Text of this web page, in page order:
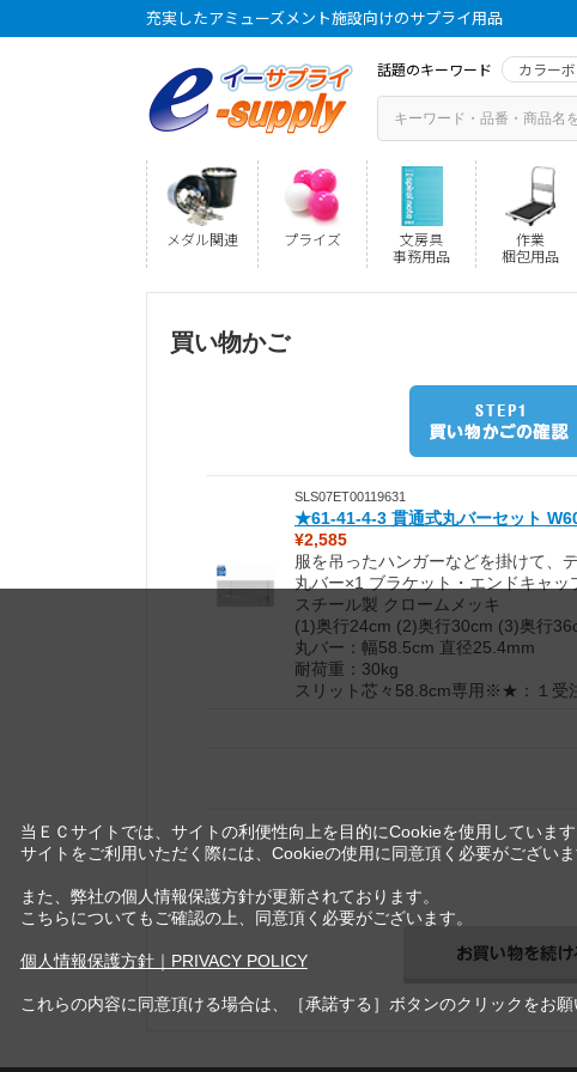
充実したアミューズメント施設向けのサプライ用品
話題のキーワード カラー
メダル関連 プライズ
文房具
事務用品
作業
梱包用品
買い物かご
SLS07ET00119631
★61-41-4-3 貫通式丸バーセット
¥2,585
服を吊ったハンガーなどを掛けて、
丸バー×1 ブラケット・エンドキャッ
スチール製 クロームメッキ
(1)奥行24cm (2)奥行30cm (3)奥行
丸バー：幅58.5cm 直径25.4mm
耐荷重：30kg
スリット芯々58.8cm専用※★：１受
当ＥＣサイトでは、サイトの利便性向上を目的にCookieを使用しています
サイトをご利用いただく際には、Cookieの使用に同意頂く必要がございま
また、弊社の個人情報保護方針が更新されております。
こちらについてもご確認の上、同意頂く必要がございます。
個人情報保護方針｜PRIVACY POLICY
これらの内容に同意頂ける場合は、［承諾する］ボタンのクリックをお願